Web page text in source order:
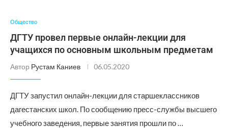
Общество
ДГТУ провел первые онлайн-лекции для
учащихся по основным школьным предметам
Автор Рустам Каниев 06.05.2020
ДГТУ запустил онлайн-лекции для старшеклассников
дагестанских школ. По сообщению пресс-службы высшего
учебного заведения, первые занятия прошли по …